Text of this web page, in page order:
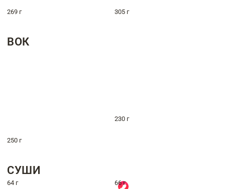
269 г 305 г
ВОК
230 г
250 г
СУШИ
64 г 66 г